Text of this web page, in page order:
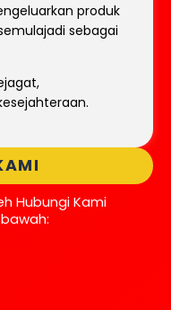
produk
sebagai
Hubungi Kami